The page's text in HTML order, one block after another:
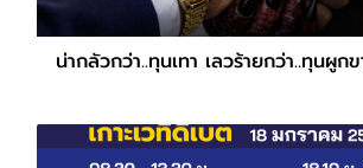
น่ากลัวกว่า..ทุนเทา เลวร้ายกว่า..ทุนผูก